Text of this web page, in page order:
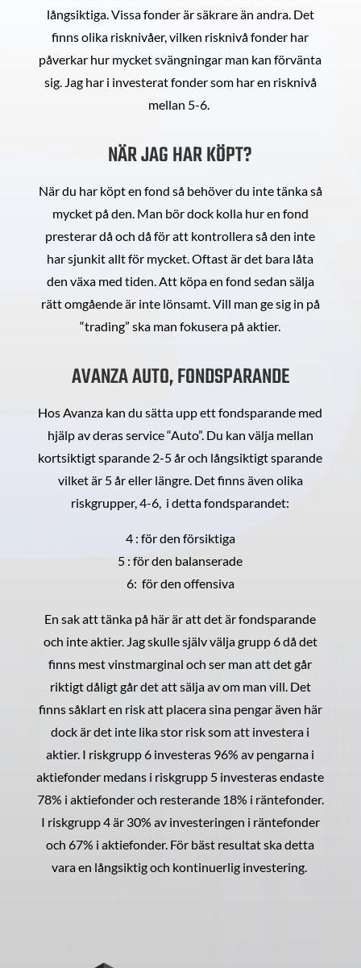
långsiktiga. Vissa fonder är säkrare än andra. Det
finns olika risknivåer, vilken risknivå fonder har
påverkar hur mycket svängningar man kan förvänta
sig. Jag har i investerat fonder som har en risknivå
mellan 5-6.
NÄR JAG HAR KÖPT?
När du har köpt en fond så behöver du inte tänka så
mycket på den. Man bör dock kolla hur en fond
presterar då och då för att kontrollera så den inte
har sjunkit allt för mycket. Oftast är det bara låta
den växa med tiden. Att köpa en fond sedan sälja
rätt omgående är inte lönsamt. Vill man ge sig in på
“trading” ska man fokusera på aktier.
AVANZA AUTO, FONDSPARANDE
Hos Avanza kan du sätta upp ett fondsparande med
hjälp av deras service “Auto”. Du kan välja mellan
kortsiktigt sparande 2-5 år och långsiktigt sparande
vilket är 5 år eller längre. Det finns även olika
riskgrupper, 4-6, i detta fondsparandet:
4 : för den försiktiga
5 : för den balanserade
6: för den offensiva
En sak att tänka på här är att det är fondsparande
och inte aktier. Jag skulle själv välja grupp 6 då det
finns mest vinstmarginal och ser man att det går
riktigt dåligt går det att sälja av om man vill. Det
finns såklart en risk att placera sina pengar även här
dock är det inte lika stor risk som att investera i
aktier. I riskgrupp 6 investeras 96% av pengarna i
aktiefonder medans i riskgrupp 5 investeras endaste
78% i aktiefonder och resterande 18% i räntefonder.
I riskgrupp 4 är 30% av investeringen i räntefonder
och 67% i aktiefonder. För bäst resultat ska detta
vara en långsiktig och kontinuerlig investering.